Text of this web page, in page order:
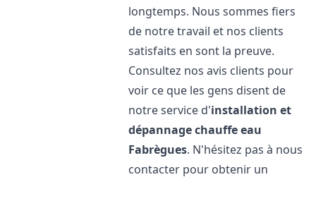
longtemps. Nous sommes fiers
de notre travail et nos clients
satisfaits en sont la preuve.
Consultez nos avis clients pour
voir ce que les gens disent de
notre service d'installation et
dépannage chauffe eau
Fabrègues. N'hésitez pas à nous
contacter pour obtenir un